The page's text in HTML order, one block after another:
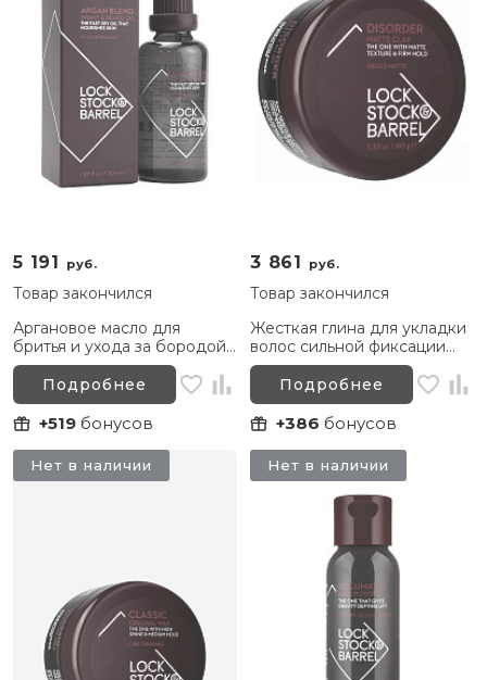
5 191 руб.
Товар закончился
Аргановое масло для
бритья и ухода за бородой
LS&B Argan Blend Shave Oil,
50 млПодробнее
+519 бонусов
3 861 руб.
Товар закончился
Жесткая глина для укладки
волос сильной фиксации
LS&B Disorder Matte Clay,
100 гПодробнее
+386 бонусов
Нет в наличии Нет в наличии